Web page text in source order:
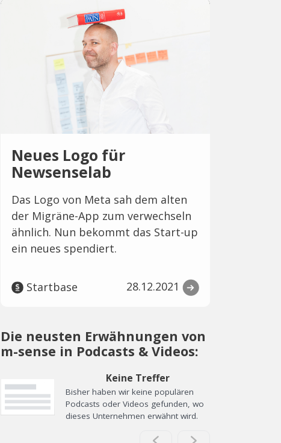
Neues Logo für
Newsenselab
Das Logo von Meta sah dem alten
der Migräne-App zum verwechseln
ähnlich. Nun bekommt das Start-up
ein neues spendiert.
Startbase 28.12.2021
Die neusten Erwähnungen von
m-sense in Podcasts & Videos:
Keine Treffer
Bisher haben wir keine populären
Podcasts oder Videos gefunden, wo
dieses Unternehmen erwähnt wird.